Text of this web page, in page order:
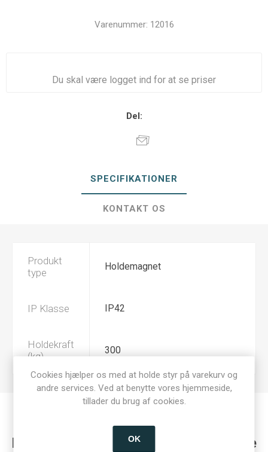
Varenummer: 12016
Du skal være logget ind for at se priser
Del:
SPECIFIKATIONER
KONTAKT OS
Produkt
type
Holdemagnet
IP Klasse IP42
Holdekraft
(kg)
300
Kunder der har købt denne vare købte
Cookies hjælper os med at holde styr på varekurv og
andre services. Ved at benytte vores hjemmeside,
tillader du brug af cookies.
OK